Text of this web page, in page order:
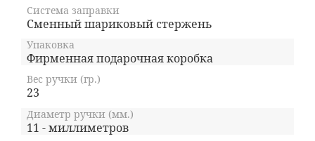
Система заправки
Сменный шариковый стержень
Упаковка
Фирменная подарочная коробка
Вес ручки (гр.)
23
Диаметр ручки (мм.)
11 - миллиметров